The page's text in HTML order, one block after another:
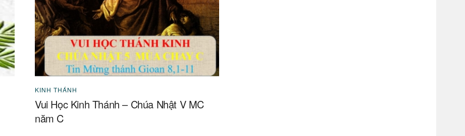
KINH THÁNH
Vui Học Kinh Thánh – Chúa Nhật V MC
năm C